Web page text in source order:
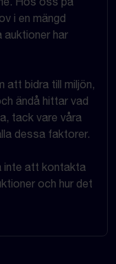
i en mängd
auktioner har
att bidra till miljön,
ändå hittar vad
tack vare våra
dessa faktorer.
inte att kontakta
och hur det